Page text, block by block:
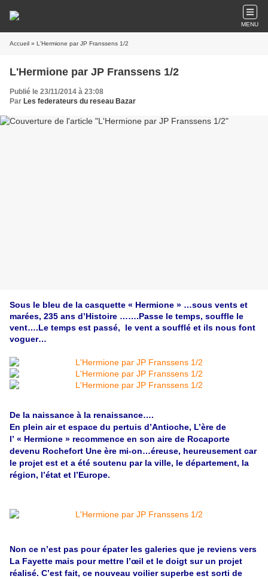
MENU
Accueil » L'Hermione par JP Franssens 1/2
L'Hermione par JP Franssens 1/2
Publié le 23/11/2014 à 23:08
Par Les federateurs du reseau Bazar
Sous le bleu de la casquette « Hermione » …sous vents et
marées, 235 ans d’Histoire …….Passe le temps, souffle le
vent….Le temps est passé, le vent a soufflé et ils nous font
voguer…
De la naissance à la renaissance….
En plein air et espace du pertuis d’Antioche, L’ère de
l’ « Hermione » recommence en son aire de Rocaporte
devenu Rochefort Une ère mi-on…éreuse, heureusement car
le projet est et a été soutenu par la ville, le département, la
région, l’état et l’Europe.
Non ce n’est pas pour épater les galeries que je reviens vers
La Fayette mais pour mettre l’œil et le doigt sur un projet
réalisé. C’est fait, ce nouveau voilier superbe est sorti de